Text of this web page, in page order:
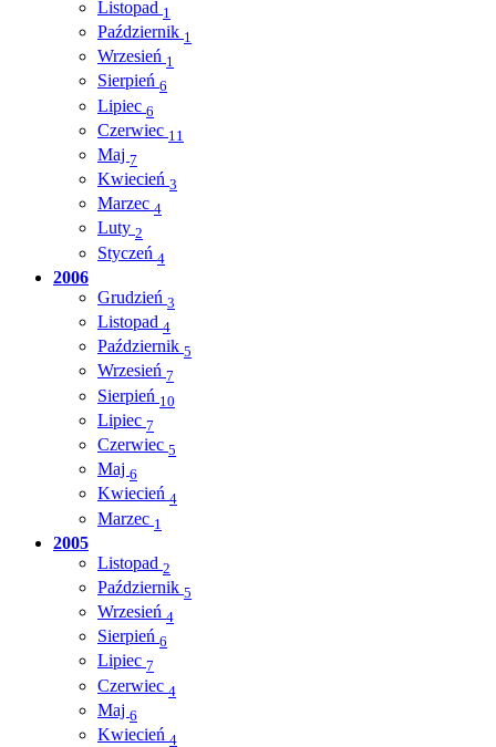
Listopad 1
Październik 1
Wrzesień 1
Sierpień 6
Lipiec 6
Czerwiec 11
Maj 7
Kwiecień 3
Marzec 4
Luty 2
Styczeń 4
2006
Grudzień 3
Listopad 4
Październik 5
Wrzesień 7
Sierpień 10
Lipiec 7
Czerwiec 5
Maj 6
Kwiecień 4
Marzec 1
2005
Listopad 2
Październik 5
Wrzesień 4
Sierpień 6
Lipiec 7
Czerwiec 4
Maj 6
Kwiecień 4